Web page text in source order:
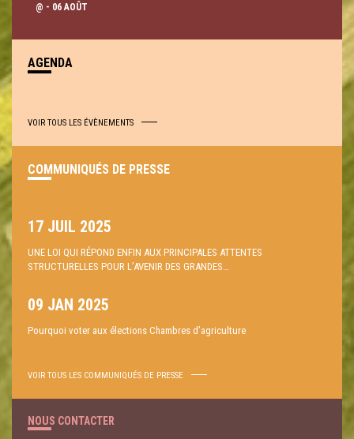
@ - 06 AOÛT
AGENDA
VOIR TOUS LES ÉVÈNEMENTS
COMMUNIQUÉS DE PRESSE
17 JUIL 2025
UNE LOI QUI RÉPOND ENFIN AUX PRINCIPALES ATTENTES
STRUCTURELLES POUR L’AVENIR DES GRANDES…
09 JAN 2025
Pourquoi voter aux élections Chambres d’agriculture
VOIR TOUS LES COMMUNIQUÉS DE PRESSE
NOUS CONTACTER